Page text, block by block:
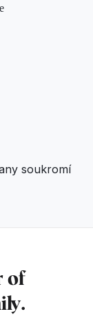
soukromí
of